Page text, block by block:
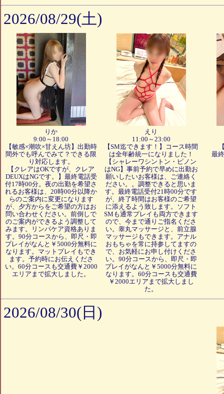
2026/08/29(土)
りか
9:00～18:00
【敏感×潮吹×甘えん坊】出勤時
間外でも呼んでみて？できる限
り対応します。
【クレアはOKですが、クレア
DEUXはNGです。】最終電話受
付17時00分。夜の出勤を希望さ
れるお客様は、20時00分以降か
らのご案内に変更になります
が、夕方からをご希望の方はお
問い合わせください。前倒しで
のご案内ができるよう調整して
みます。リンパケア資格ありま
す。90分コースから、即尺・即
プレイがなんと￥5000分無料に
なります。マットプレイもでき
ます。予約時にお伝えくださ
い。60分コースも交通費￥2000
エリアまで拡大しました。
えり
11:00～23:00
【SM迄できます！】コース時間
は全年齢統一になりました！
【シャレーワシントン・ピノン
はNG】事前予約で早めに出勤お
願いしたいお客様は、ご連絡く
ださい。。調整できると思いま
す。最終電話受付21時00分です
が、終了時間はお客様のご希望
に添えるよう致します。ソフト
SMも通常プレイも両方できます
ので、今まで通りご指名くださ
い。睾丸マッサージと、前立腺
マッサージもできます。アナル
おもちゃを常に持参してますの
で、お気軽にお申し付けくださ
い。90分コースから、即尺・即
プレイがなんと￥5000分無料に
なります。60分コースも交通費
￥2000エリアまで拡大しまし
た。
最
2026/08/30(日)